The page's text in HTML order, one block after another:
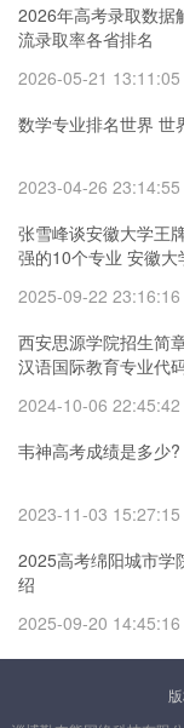
2026年高考录取数据
流录取率各省排名
2026-05-21 13:11:05
数学专业排名世界 世
2023-04-26 23:14:55
张雪峰谈安徽大学王
强的10个专业 安徽大
2025-09-22 23:16:16
西安思源学院招生简
汉语国际教育专业代
2024-10-06 22:45:42
韦神高考成绩是多少?
2023-11-03 15:27:15
2025高考绵阳城市学
绍
2025-09-20 14:45:16